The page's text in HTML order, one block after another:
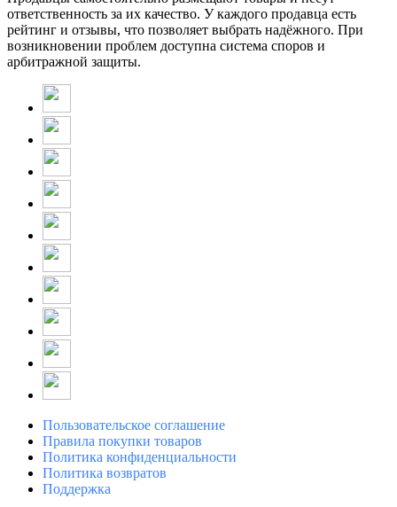
ответственность за их качество. У каждого продавца есть
рейтинг и отзывы, что позволяет выбрать надёжного. При
возникновении проблем доступна система споров и
арбитражной защиты.
Пользовательское соглашение
Правила покупки товаров
Политика конфиденциальности
Политика возвратов
Поддержка